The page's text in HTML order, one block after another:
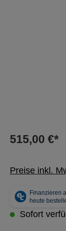
515,00 €*
Preise inkl.
Sofort